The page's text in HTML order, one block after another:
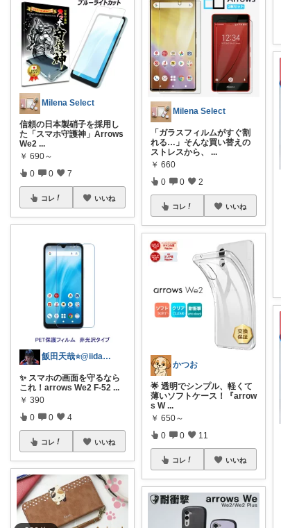
Milena Select
信頼の日本製硝子を採用し
た「スマホ守護神」Arrows
We2 ...
￥ 690～
0 0 7
コレ いいね
飯田天哉⭐️@iida.tennya
✨ スマホの画面を守るなら
これ！arrows We2 F-52 ...
￥ 390
0 0 4
コレ いいね
Milena Select
「ガラスフィルムがすぐ割
れる…」そんな買い替えの
ストレスから、
...
￥ 660
0 0 2
コレ いいね
かつお
🌟 透明でシンプル、軽くて
薄いソフトケース！『arrow
s W ...
￥ 650～
0 0 11
コレ いいね